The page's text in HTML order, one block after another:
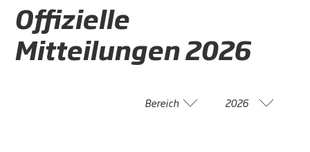
Offizielle
Mitteilungen2026
Bereich 2026